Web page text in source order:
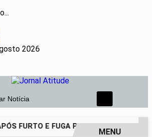
2026
Notícia
FURTO E FUGA POR TELHADOS
MENU